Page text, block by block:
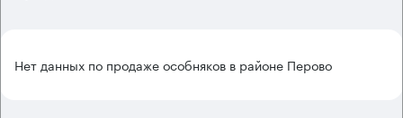
Нет данных по продаже особняков в районе Перово